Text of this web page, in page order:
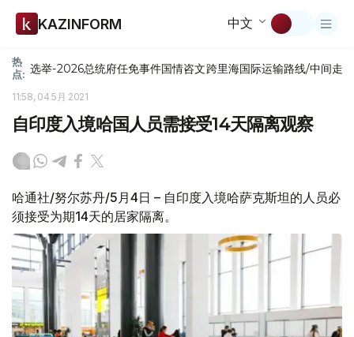
KAZINFORM 中文
热
点: 选举-2026总统府任免事件国情咨文跨里海国际运输路线/中间走廊
11:58, 04 5月 2021
自印度入境哈国人员需接受14天隔离观察
哈通社/努尔苏丹/5月4日 – 自印度入境哈萨克斯坦的人员必
须接受为期14天的居家隔离。